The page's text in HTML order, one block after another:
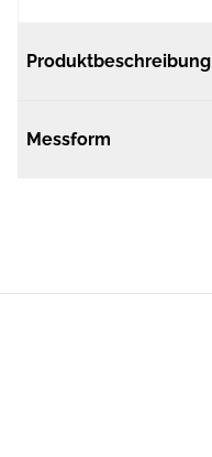
Produktbeschreibung
Messform